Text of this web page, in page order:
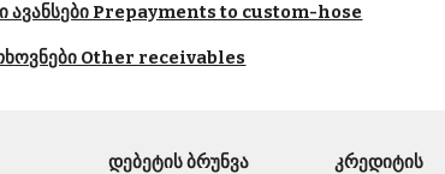
ავანსები Prepayments to custom-hose
Other receivables
დებეტის ბრუნვა
კრედიტის